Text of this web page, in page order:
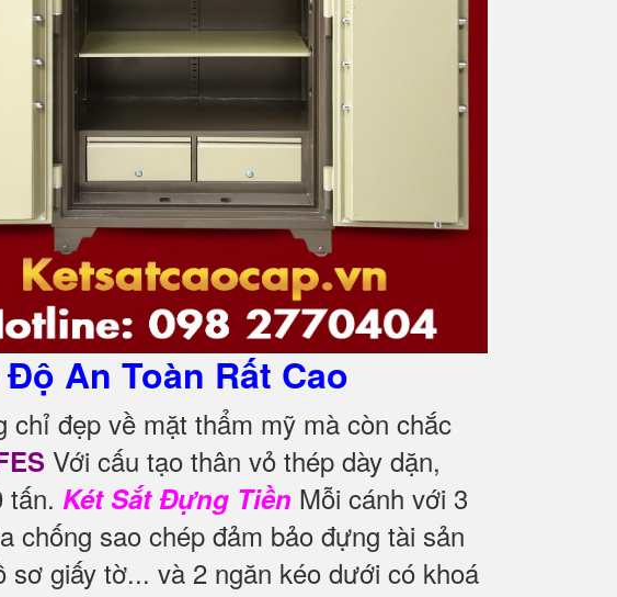
An Toàn Rất Cao
chỉ đẹp về mặt thẩm mỹ mà còn chắc
Với cấu tạo thân vỏ thép dày dặn,
tấn. Két Sắt Đựng Tiền Mỗi cánh với 3
chống sao chép đảm bảo đựng tài sản
giấy tờ... và 2 ngăn kéo dưới có khoá